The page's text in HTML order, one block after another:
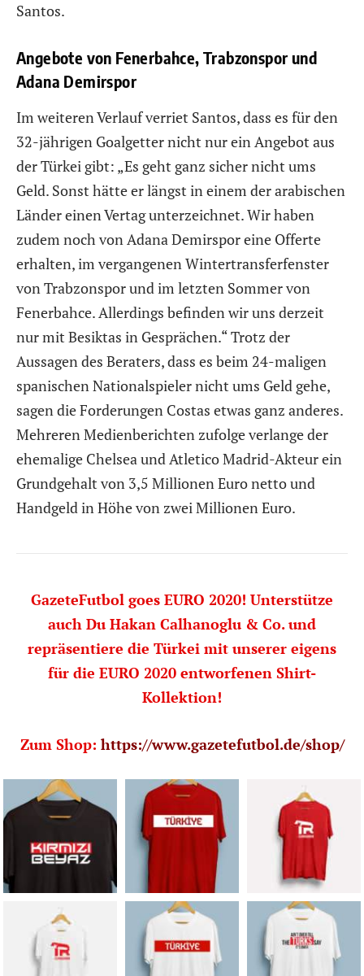
Santos.
Angebote von Fenerbahce, Trabzonspor und
Adana Demirspor
Im weiteren Verlauf verriet Santos, dass es für den
32-jährigen Goalgetter nicht nur ein Angebot aus
der Türkei gibt: „Es geht ganz sicher nicht ums
Geld. Sonst hätte er längst in einem der arabischen
Länder einen Vertag unterzeichnet. Wir haben
zudem noch von Adana Demirspor eine Offerte
erhalten, im vergangenen Wintertransferfenster
von Trabzonspor und im letzten Sommer von
Fenerbahce. Allerdings befinden wir uns derzeit
nur mit Besiktas in Gesprächen.“ Trotz der
Aussagen des Beraters, dass es beim 24-maligen
spanischen Nationalspieler nicht ums Geld gehe,
sagen die Forderungen Costas etwas ganz anderes.
Mehreren Medienberichten zufolge verlange der
ehemalige Chelsea und Atletico Madrid-Akteur ein
Grundgehalt von 3,5 Millionen Euro netto und
Handgeld in Höhe von zwei Millionen Euro.
GazeteFutbol goes EURO 2020! Unterstütze
auch Du Hakan Calhanoglu & Co. und
repräsentiere die Türkei mit unserer eigens
für die EURO 2020 entworfenen Shirt-
Kollektion!
Zum Shop: https://www.gazetefutbol.de/shop/